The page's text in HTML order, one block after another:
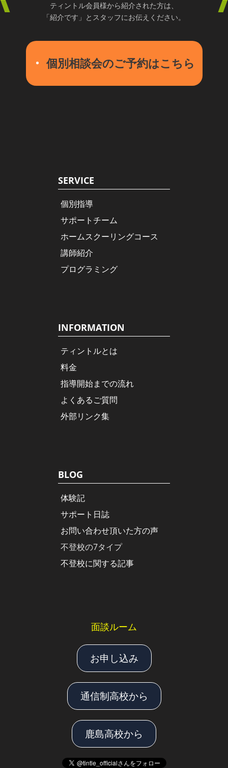
ティントル会員様から紹介された方は、
「紹介です」とスタッフにお伝えください。
個別相談会のご予約はこちら
SERVICE
個別指導
サポートチーム
ホームスクーリングコース
講師紹介
プログラミング
INFORMATION
ティントルとは
料金
指導開始までの流れ
よくあるご質問
外部リンク集
BLOG
体験記
サポート日誌
お問い合わせ頂いた方の声
不登校の7タイプ
不登校に関する記事
面談ルーム
お申し込み
通信制高校から
鹿島高校から